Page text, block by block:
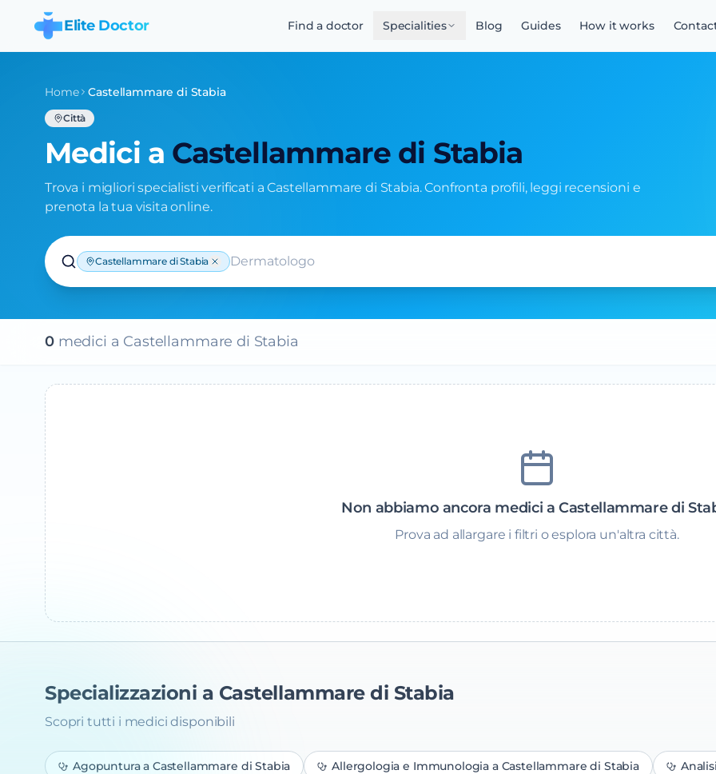
Elite Doctor Find a doctor Specialities Blog Guides How it works
Home Castellammare di Stabia
Città
Medici a Castellammare di Stabia
Trova i migliori specialisti verificati a Castellammare di Stabia. Confronta profili, leggi recensioni e
prenota la tua visita online.
Castellammare di Stabia Dermatologo
0medici a Castellammare di Stabia
Non abbiamo ancora medici a Castellammare di
Prova ad allargare i filtri o esplora un'altra città.
Specializzazioni a Castellammare di Stabia
Scopri tutti i medici disponibili
Agopunturaa Castellammare di Stabia Allergologia e Immunologia a Castellammare di Stabia